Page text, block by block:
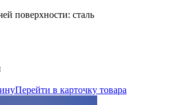
поверхности: сталь
Перейти в карточку товара